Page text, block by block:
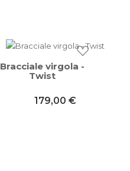
Bracciale virgola -
Twist
179,00 €